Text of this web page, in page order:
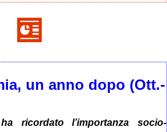
un anno dopo (Ott.-
ricordato l’importanza socio-